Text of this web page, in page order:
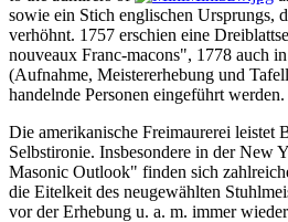
sowie ein Stich englischen Ursprungs,
verhöhnt. 1757 erschien eine
nouveaux Franc-macons", 1778 auch
(Aufnahme, Meistererhebung und
handelnde Personen eingeführt werden.
Die amerikanische Freimaurerei leistet
Selbstironie. Insbesondere in der New
Masonic Outlook" finden sich
die Eitelkeit des neugewählten
vor der Erhebung u. a. m. immer